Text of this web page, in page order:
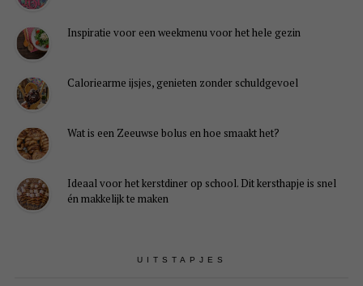
Inspiratie voor een weekmenu voor het hele gezin
Caloriearme ijsjes, genieten zonder schuldgevoel
Wat is een Zeeuwse bolus en hoe smaakt het?
Ideaal voor het kerstdiner op school. Dit kersthapje is snel
én makkelijk te maken
UITSTAPJES